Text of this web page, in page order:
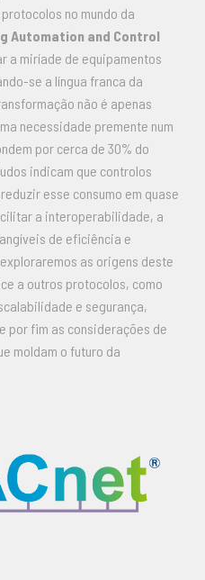
no mundo da
Automation and Control
a miríade de equipamentos
se a língua franca da
não é apenas
necessidade premente num
por cerca de 30% do
indicam que controlos
esse consumo em quase
a interoperabilidade, a
de eficiência e
as origens deste
a outros protocolos, como
e segurança,
por fim as considerações de
moldam o futuro da